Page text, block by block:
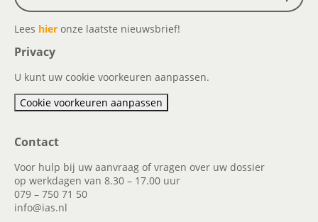
Lees hier onze laatste nieuwsbrief!
Privacy
U kunt uw cookie voorkeuren aanpassen.
Cookie voorkeuren aanpassen
Contact
Voor hulp bij uw aanvraag of vragen over uw dossier
op werkdagen van 8.30 – 17.00 uur
079 – 750 71 50
info@ias.nl